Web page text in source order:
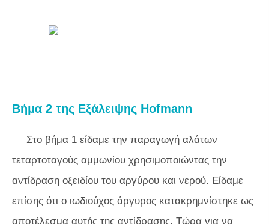
Βήμα 2 της Εξάλειψης Hofmann
Στο βήμα 1 είδαμε την παραγωγή αλάτων
τεταρτοταγούς αμμωνίου χρησιμοποιώντας την
αντίδραση οξειδίου του αργύρου και νερού. Είδαμε
επίσης ότι ο ιωδιούχος άργυρος κατακρημνίστηκε ως
αποτέλεσμα αυτής της αντίδρασης. Τώρα για να